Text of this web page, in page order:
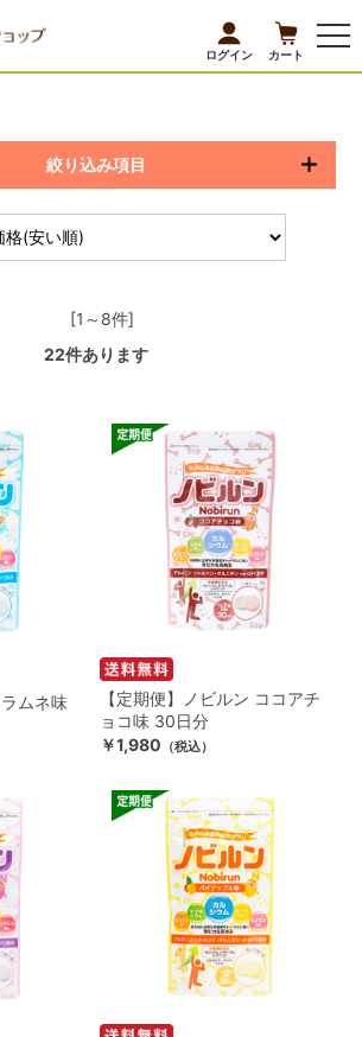
ログイン カート
絞り込み項目
[1～8件]
22件あります
ムネ味
【定期便】ノビルン ココアチ
ョコ味 30日分
￥1,980 （税込）